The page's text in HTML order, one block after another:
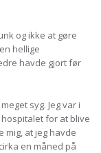
og ikke at gøre
hellige
havde gjort før
syg. Jeg var i
for at blive
mig, at jeg havde
en måned på